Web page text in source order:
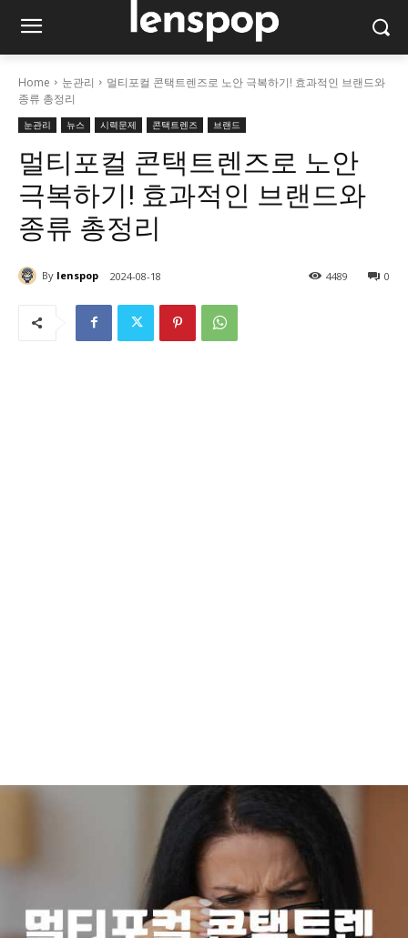
Home 눈관리
멀티포컬 콘택트렌즈로 노안 극복하기! 효과적인 브랜드와
종류 총정리
눈관리 뉴스 시력문제 콘택트렌즈 브랜드
멀티포컬 콘택트렌즈로 노안
극복하기! 효과적인 브랜드와
종류 총정리
By lenspop 2024-08-18 0
4489